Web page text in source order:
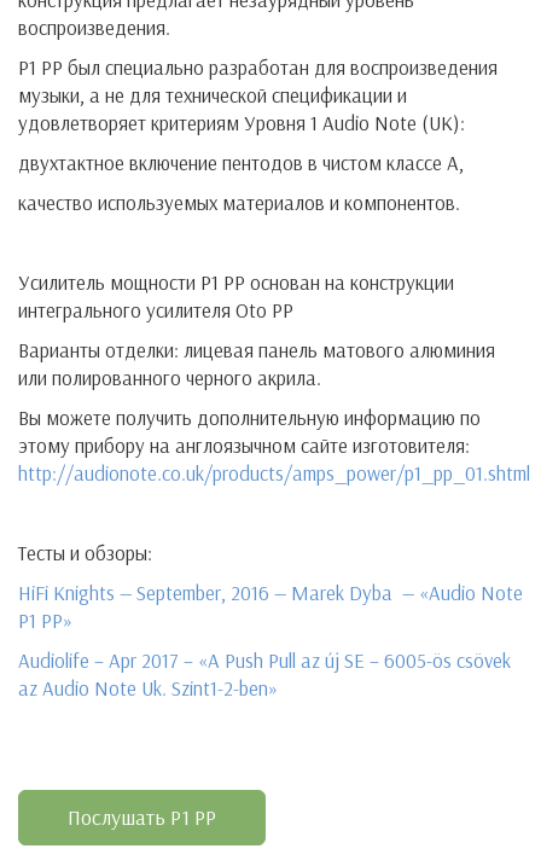
воспроизведения.
P1 PP был специально разработан для воспроизведения
музыки, а не для технической спецификации и
удовлетворяет критериям Уровня 1 Audio Note (UK):
двухтактное включение пентодов в чистом классе А,
качество используемых материалов и компонентов.
Усилитель мощности P1 PP основан на конструкции
интегрального усилителя Oto PP
Варианты отделки: лицевая панель матового алюминия
или полированного черного акрила.
Вы можете получить дополнительную информацию по
этому прибору на англоязычном сайте изготовителя:
http://audionote.co.uk/products/amps_power/p1_pp_01.shtml
Тесты и обзоры:
HiFi Knights — September, 2016 — Marek Dyba — «Audio Note
P1 PP»
Audiolife – Apr 2017 – «A Push Pull az új SE – 6005-ös csövek
az Audio Note Uk. Szint1-2-ben»
Послушать P1 PP